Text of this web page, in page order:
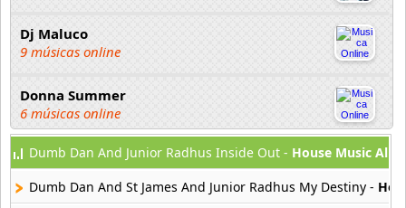
Dj Maluco
9 músicas online
Donna Summer
6 músicas online
Example
42 músicas online
Dumb Dan And Junior Radhus Inside Out - House Music All
Dumb Dan And St James And Junior Radhus My Destiny -